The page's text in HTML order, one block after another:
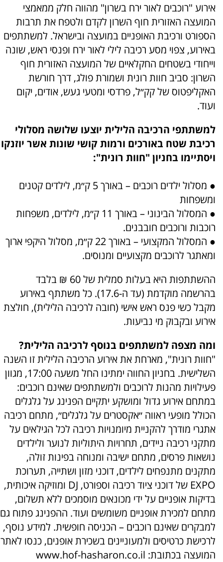
אירוע "רוכבים לאור ירח בשרון" מהווה חלק ממאמצי
המועצה האזורית חוף השרון לקדם ולטפח את תרבות
הספורט ורכיבת האופניים במועצה ובישראל. למשתתפים
באירוע, צפוי מסע רכיבה לילי לאור ירח ופנסי ראש, שונה
וייחודי בשטחים החקלאיים של המועצה האזורית חוף
השרון: סביב חוות רונית ושמורת פולג, דרך חורשת
האקליפטוס של קק״ל, פרדסי ומטעי געש, אודים, יקום
ועוד.
למשתתפי הרכיבה הלילית יוצעו שלושה מסלולי
רכיבת שטח באורכים ורמות קושי שונות אשר יוזנקו
ויסתיימו בחניון "חוות רונית":
● מסלול ילדים רוכבים – באורך 5 ק״מ, לילדים קטנים
ומשפחות
● המסלול הבינוני – באורך 11 ק״מ, לילדים, משפחות
רוכבות ורוכבים חובבנים.
● המסלול המקצועי – באורך 22 ק״מ, מסלול היקפי ארוך
ומאתגר לרוכבים מקצועיים ומנוסים.
ההשתתפות היא בעלות סמלית של 60 ₪ בלבד
בהרשמה מוקדמת (עד ה-17.6). כל משתתף באירוע
מקבל כשי פנס ראש אישי (חובה לרכיבה הלילית), חולצת
אירוע ובקבוק מי נביעות.
ומה מצפה למשתתפים בנוסף לרכיבה הלילית?
"חוות רונית", מארחת את אירוע הרכיבה הלילית זו השנה
השלישית. בחניון החווה ימתינו החל משעה 17:00, מגוון
פעילויות מהנות לרוכבים ולמשתתפים שאינם רוכבים:
במתחם אירוע גדול ומושקע יתקיים הפנינג על גלגלים
הכולל מופעי ראווה ״אקסטרים על גלגלים״, מתחם רכיבה
אתגרי מודרך להקניית מיומנויות רכיבה לכל הגילאים על
מתקני רכיבה ניידים, תחרויות היתוליות לנוער ולילדים
נושאות פרסים, מתחם ישיבה ומנוחה בפינות זולה,
מתקנים מתנפחים לילדים, דוכני מזון ושתייה, תערוכת
EXPO של דוכני ציוד רכיבה וספורט, DJ ומוזיקה איכותית,
בדיקות אופניים על ידי מכונאים מוסמכים ללא תשלום,
מתחם למכירת אופניים משומשים ועוד. ההפנינג פתוח גם
למבקרים שאינם רוכבים – הכניסה חופשית. למידע נוסף,
לרכישת כרטיסים ולמעוניינים בשכירת אופנים, כנסו לאתר
המועצה בכתובת: www.hof-hasharon.co.il